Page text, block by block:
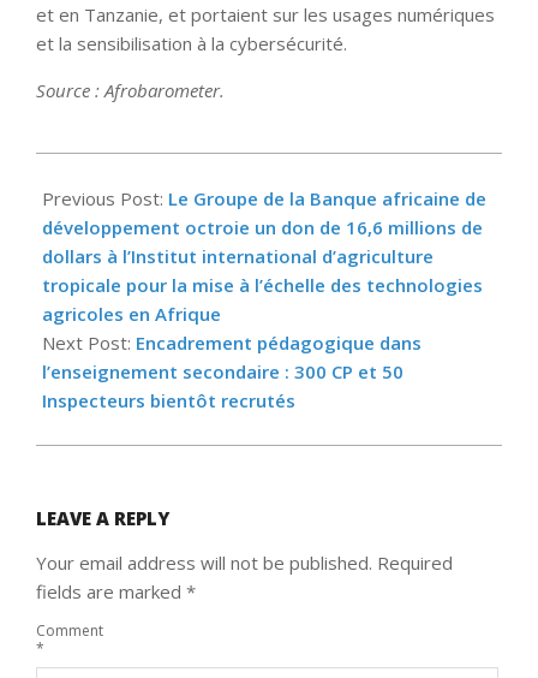
et en Tanzanie, et portaient sur les usages numériques
et la sensibilisation à la cybersécurité.
Source : Afrobarometer.
02-
27
Previous Post: Le Groupe de la Banque africaine de
développement octroie un don de 16,6 millions de
dollars à l’Institut international d’agriculture
tropicale pour la mise à l’échelle des technologies
agricoles en Afrique
Next Post: Encadrement pédagogique dans
l’enseignement secondaire : 300 CP et 50
Inspecteurs bientôt recrutés
LEAVE A REPLY
Your email address will not be published. Required
fields are marked *
Comment
*